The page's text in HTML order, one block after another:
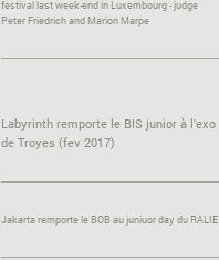
festival last week-end in Luxembourg - judge
Peter Friedrich and Marion Marpe
Labyrinth remporte le BIS junior à l'exo
de Troyes (fev 2017)
Jakarta remporte le BOB au juniuor day du RALIE